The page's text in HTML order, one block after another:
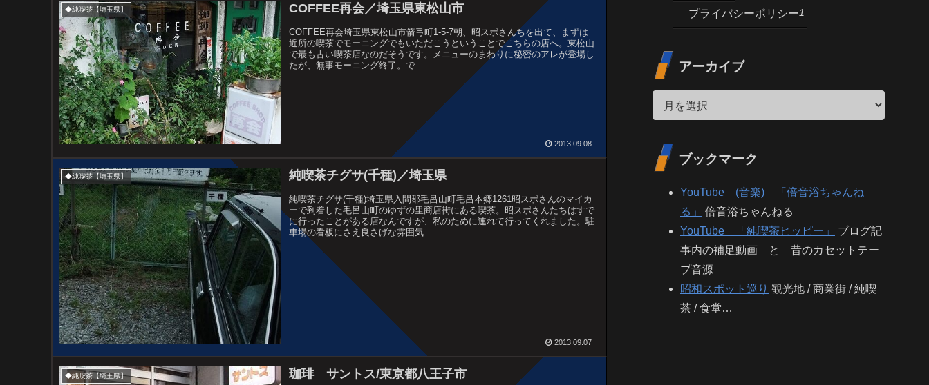
◆純喫茶【埼玉県】 COFFEE再会／埼玉県東松山市
COFFEE再会埼玉県東松山市箭弓町1-5-7朝、昭スポさんちを出て、まずは
近所の喫茶でモーニングでもいただこうということでこちらの店へ。東松山
で最も古い喫茶店なのだそうです。メニューのまわりに秘密のアレが登場し
たが、無事モーニング終了。で...
2013.09.08
◆純喫茶【埼玉県】 純喫茶チグサ(千種)／埼玉県
純喫茶チグサ(千種)埼玉県入間郡毛呂山町毛呂本郷1261昭スポさんのマイカ
ーで到着した毛呂山町のゆずの里商店街にある喫茶。昭スポさんたちはすで
に行ったことがある店なんですが、私のために連れて行ってくれました。駐
車場の看板にさえ良さげな雰囲気...
2013.09.07
◆純喫茶【埼玉県】 珈琲 サントス/東京都八王子市
プライバシーポリシー1
アーカイブ
ブックマーク
YouTube (音楽) 「倍音浴ちゃんね
る」
倍音浴ちゃんねる
YouTube 「純喫茶ヒッピー」
ブログ記
事内の補足動画 と 昔のカセットテー
プ音源
昭和スポット巡り 観光地 / 商業街 / 純喫
茶 / 食堂…